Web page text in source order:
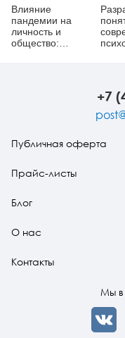
Влияние
пандемии на
личность и
общество:
+7
Публичная оферта
Прайс-листы
Блог
О нас
Контакты
Мы в
VK